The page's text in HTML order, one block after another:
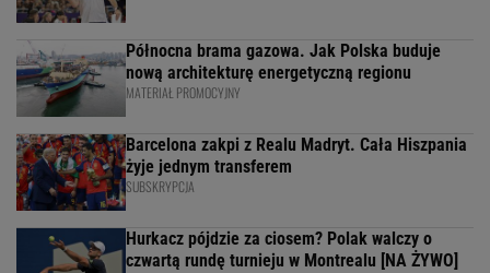
Północna brama gazowa. Jak Polska buduje
nową architekturę energetyczną regionu
MATERIAŁ PROMOCYJNY
Barcelona zakpi z Realu Madryt. Cała Hiszpania
żyje jednym transferem
SUBSKRYPCJA
Hurkacz pójdzie za ciosem? Polak walczy o
czwartą rundę turnieju w Montrealu [NA ŻYWO]